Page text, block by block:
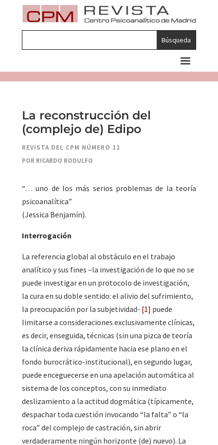
La reconstrucción del
(complejo de) Edipo
REVISTA DEL CPM NÚMERO 12
POR RICARDO RODULFO
“… uno de los más serios problemas de la teoría
psicoanalítica”
(Jessica Benjamín).
Interrogación
La referencia global al obstáculo en el trabajo
analítico y sus fines –la investigación de lo que no se
puede investigar en un protocolo de investigación,
la cura en su doble sentido: el alivio del sufrimiento,
la preocupación por la subjetividad- [1] puede
limitarse a consideraciones exclusivamente clínicas,
es decir, enseguida, técnicas (sin una pizca de teoría
la clínica deriva rápidamente hacia ese plano en el
fondo burocrático-institucional), en segundo lugar,
puede enceguecerse en una apelación automática al
sistema de los conceptos, con su inmediato
deslizamiento a la actitud dogmática (típicamente,
despachar toda cuestión invocando “la falta” o “la
roca” del complejo de castración, sin abrir
verdaderamente ningún horizonte (de) nuevo). La